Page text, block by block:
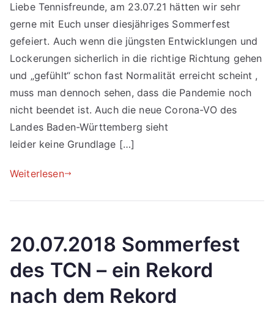
Liebe Tennisfreunde, am 23.07.21 hätten wir sehr
gerne mit Euch unser diesjähriges Sommerfest
gefeiert. Auch wenn die jüngsten Entwicklungen und
Lockerungen sicherlich in die richtige Richtung gehen
und „gefühlt“ schon fast Normalität erreicht scheint ,
muss man dennoch sehen, dass die Pandemie noch
nicht beendet ist. Auch die neue Corona-VO des
Landes Baden-Württemberg sieht
leider keine Grundlage […]
Weiterlesen
20.07.2018 Sommerfest
des TCN – ein Rekord
nach dem Rekord